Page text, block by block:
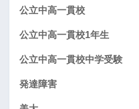
公立中高一貫校
公立中高一貫校1年生
公立中高一貫校中学受験
発達障害